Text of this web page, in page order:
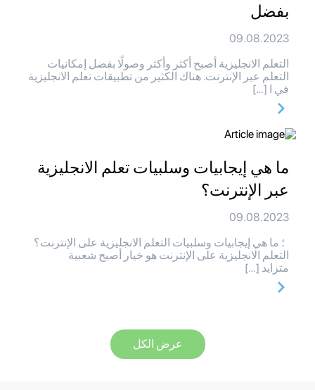
بفضل
09.08.2023
التعلم الانجليزية أصبح أكثر وأكثر وصولًا بفضل إمكانيات
التعلم عبر الإنترنت. هناك الكثير من تطبيقات تعلم الانجليزية
في ا […]
ما هي إيجابيات وسلبيات تعلم الانجليزية
عبر الإنترنت؟
09.08.2023
؛ ما هي إيجابيات وسلبيات التعلم الانجليزية على الإنترنت؟
التعلم الانجليزية على الإنترنت هو خيار أصبح شعبية
متزايد […]
عرض الكل